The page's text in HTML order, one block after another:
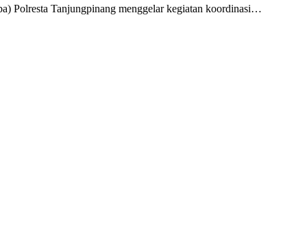
Polresta Tanjungpinang menggelar kegiatan koordinasi…